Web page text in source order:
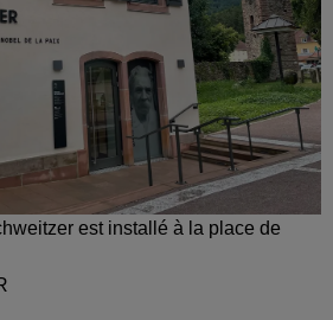
est installé à la place de